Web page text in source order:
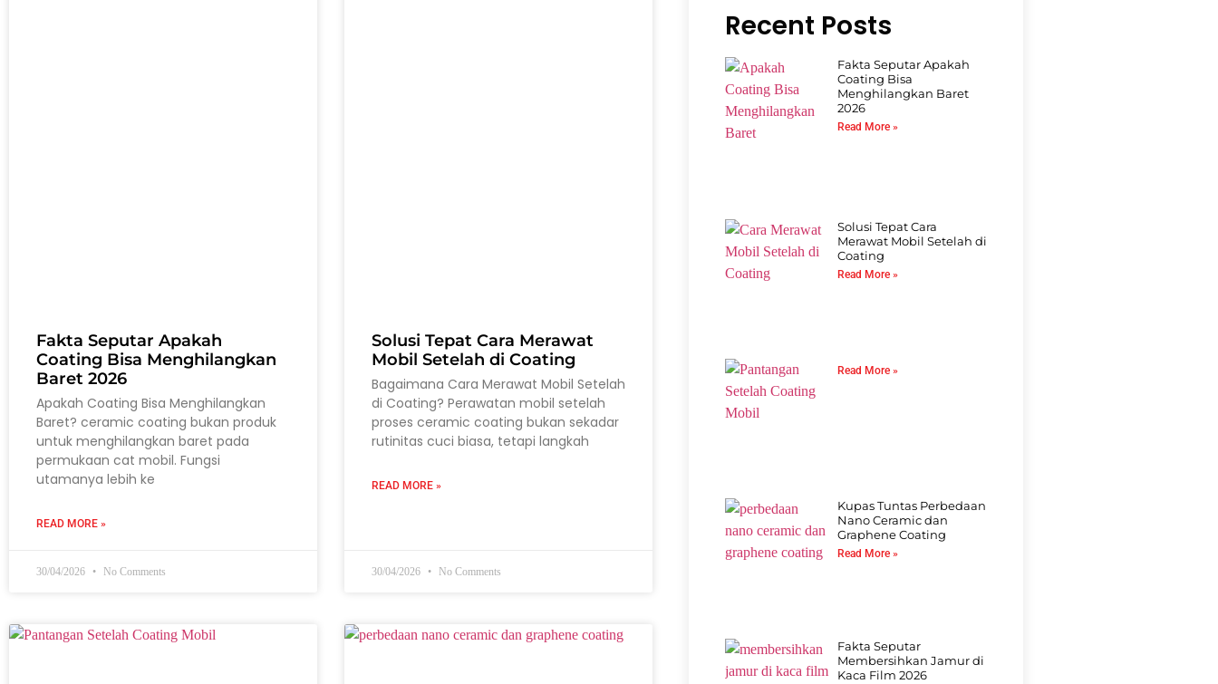
Fakta Seputar Apakah
Coating Bisa Menghilangkan
Baret 2026
Apakah Coating Bisa Menghilangkan
Baret? ceramic coating bukan produk
untuk menghilangkan baret pada
permukaan cat mobil. Fungsi
utamanya lebih ke
READ MORE »
30/04/2026 No Comments
Solusi Tepat Cara Merawat
Mobil Setelah di Coating
Bagaimana Cara Merawat Mobil Setelah
di Coating? Perawatan mobil setelah
proses ceramic coating bukan sekadar
rutinitas cuci biasa, tetapi langkah
READ MORE »
30/04/2026 No Comments
Recent Posts
Fakta Seputar Apakah
Coating Bisa
Menghilangkan Baret
2026
Read More »
Solusi Tepat Cara
Merawat Mobil Setelah di
Coating
Read More »
Read More »
Kupas Tuntas Perbedaan
Nano Ceramic dan
Graphene Coating
Read More »
Fakta Seputar
Membersihkan Jamur di
Kaca Film 2026